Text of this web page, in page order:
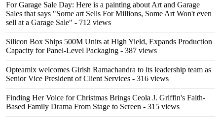
For Garage Sale Day: Here is a painting about Art and Garage
Sales that says "Some art Sells For Millions, Some Art Won't even
sell at a Garage Sale" - 712 views
Silicon Box Ships 500M Units at High Yield, Expands Production
Capacity for Panel-Level Packaging - 387 views
Opteamix welcomes Girish Ramachandra to its leadership team as
Senior Vice President of Client Services - 316 views
Finding Her Voice for Christmas Brings Ceola J. Griffin's Faith-
Based Family Drama From Stage to Screen - 315 views